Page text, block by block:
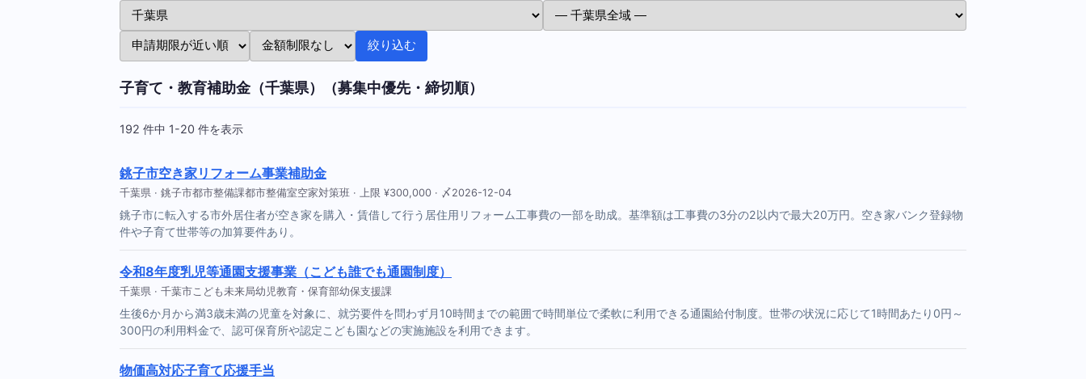
絞り込む
子育て・教育補助金（千葉県）（募集中優先・締切順）
192 件中 1-20 件を表示
銚子市空き家リフォーム事業補助金
千葉県 · 銚子市都市整備課都市整備室空家対策班 · 上限 ¥300,000 · 〆2026-12-04
銚子市に転入する市外居住者が空き家を購入・賃借して行う居住用リフォーム工事費の一部を助成。基準額は工事費の3分の2以内で最大20万円。空き家バンク登録物
件や子育て世帯等の加算要件あり。
令和8年度乳児等通園支援事業（こども誰でも通園制度）
千葉県 · 千葉市こども未来局幼児教育・保育部幼保支援課
生後6か月から満3歳未満の児童を対象に、就労要件を問わず月10時間までの範囲で時間単位で柔軟に利用できる通園給付制度。世帯の状況に応じて1時間あたり0円～
300円の利用料金で、認可保育所や認定こども園などの実施施設を利用できます。
物価高対応子育て応援手当